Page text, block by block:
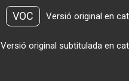
VOC Versió original en
Versió original subtitulada en